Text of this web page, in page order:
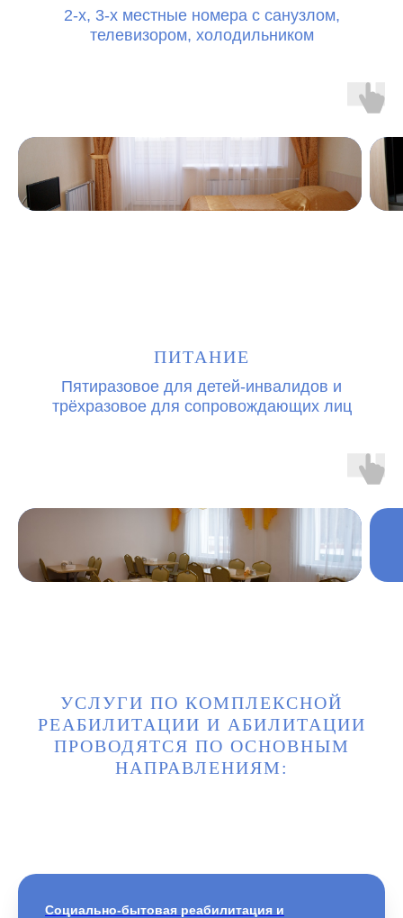
2-х, 3-х местные номера с санузлом,
телевизором, холодильником
ПИТАНИЕ
Пятиразовое для детей-инвалидов и
трёхразовое для сопровождающих лиц
УСЛУГИ ПО КОМПЛЕКСНОЙ
РЕАБИЛИТАЦИИ И АБИЛИТАЦИИ
ПРОВОДЯТСЯ ПО ОСНОВНЫМ
НАПРАВЛЕНИЯМ:
Социально-бытовая реабилитация и